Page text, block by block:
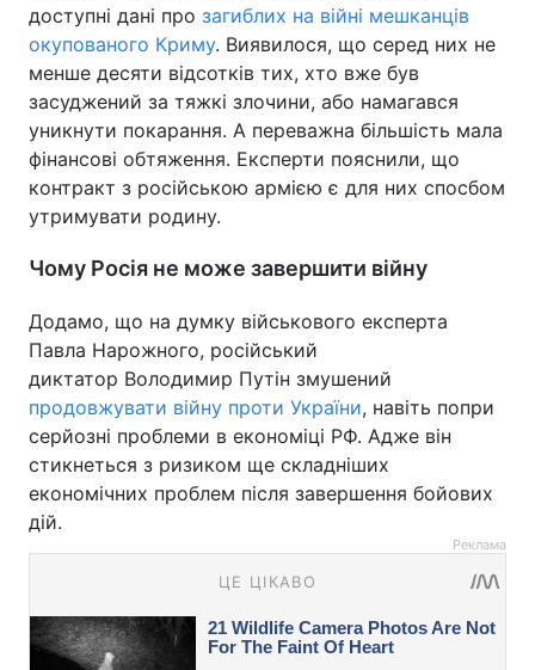
доступні дані про загиблих на війні мешканців
окупованого Криму. Виявилося, що серед них не
менше десяти відсотків тих, хто вже був
засуджений за тяжкі злочини, або намагався
уникнути покарання. А переважна більшість мала
фінансові обтяження. Експерти пояснили, що
контракт з російською армією є для них спосбом
утримувати родину.
Чому Росія не може завершити війну
Додамо, що на думку військового експерта
Павла Нарожного, російський
диктатор Володимир Путін змушений
продовжувати війну проти України, навіть попри
серйозні проблеми в економіці РФ. Адже він
стикнеться з ризиком ще складніших
економічних проблем після завершення бойових
дій.
Реклама